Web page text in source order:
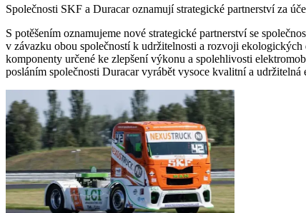
Společnosti SKF a Duracar oznamují strategické partnerství za
S potěšením oznamujeme nové strategické partnerství se
v závazku obou společností k udržitelnosti a rozvoji
komponenty určené ke zlepšení výkonu a spolehlivosti
posláním společnosti Duracar vyrábět vysoce kvalitní a udržitelná